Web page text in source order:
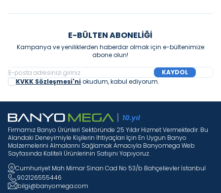
E-BÜLTEN ABONELIĞI
Kampanya ve yeniliklerden haberdar olmak için e-bültenimize
abone olun!
KAYDOL
KVKK Sözleşmesi'ni okudum, kabul ediyorum.
Firmamız Banyo Ürünleri Sektöründe 25 Yıldır Hizmet Vermektedir. Bu
Alandaki Deneyimiyle Kişilerin Ihtiyaçları Için En Uygun Banyo
Malzemelerini Almalarını Sağlamak Amacıyla Banyomega Web
Sayfasında Kaliteli Ürünlerinin Satışını Yapıyoruz.
Cumhuriyet Mah Mimar Sinan Cad No 53/b Bahçelievler İstanbul
902126555446
bilgi@banyomega.com